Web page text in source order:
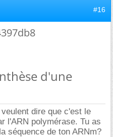
#16
d'une
dire que c'est le
l'ARN polymérase. Tu as
séquence de ton ARNm?